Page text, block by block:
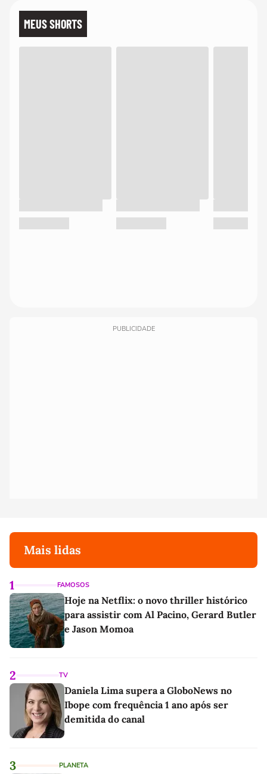
MEUS SHORTS
PUBLICIDADE
Mais lidas
1 FAMOSOS
Hoje na Netflix: o novo thriller histórico
para assistir com Al Pacino, Gerard Butler
e Jason Momoa
2 TV
Daniela Lima supera a GloboNews no
Ibope com frequência 1 ano após ser
demitida do canal
3 PLANETA